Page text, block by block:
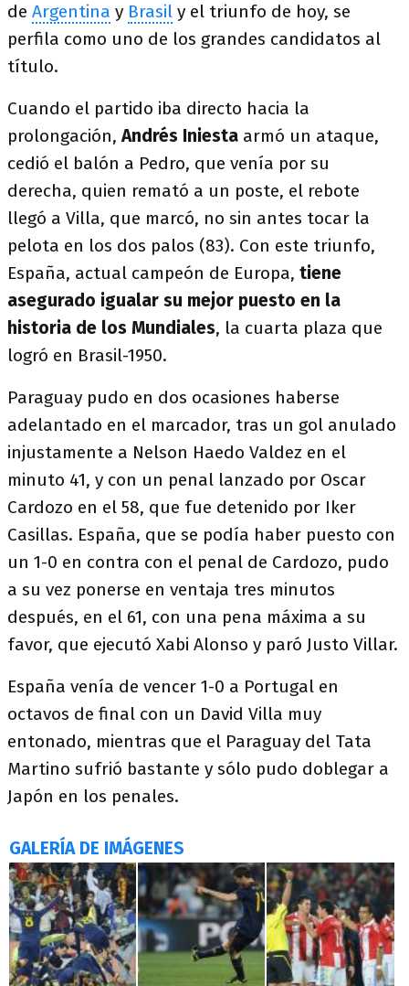
de Argentina y Brasil y el triunfo de hoy, se
perfila como uno de los grandes candidatos al
título.
Cuando el partido iba directo hacia la
prolongación, Andrés Iniesta armó un ataque,
cedió el balón a Pedro, que venía por su
derecha, quien remató a un poste, el rebote
llegó a Villa, que marcó, no sin antes tocar la
pelota en los dos palos (83). Con este triunfo,
España, actual campeón de Europa, tiene
asegurado igualar su mejor puesto en la
historia de los Mundiales, la cuarta plaza que
logró en Brasil-1950.
Paraguay pudo en dos ocasiones haberse
adelantado en el marcador, tras un gol anulado
injustamente a Nelson Haedo Valdez en el
minuto 41, y con un penal lanzado por Oscar
Cardozo en el 58, que fue detenido por Iker
Casillas. España, que se podía haber puesto con
un 1-0 en contra con el penal de Cardozo, pudo
a su vez ponerse en ventaja tres minutos
después, en el 61, con una pena máxima a su
favor, que ejecutó Xabi Alonso y paró Justo Villar.
España venía de vencer 1-0 a Portugal en
octavos de final con un David Villa muy
entonado, mientras que el Paraguay del Tata
Martino sufrió bastante y sólo pudo doblegar a
Japón en los penales.
GALERÍA DE IMÁGENES